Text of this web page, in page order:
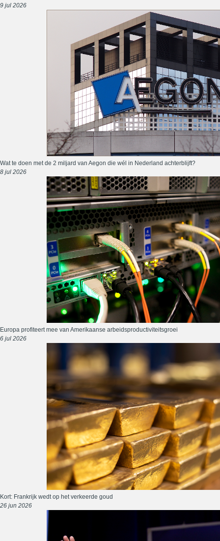
9 jul 2026
Wat te doen met de 2 miljard van Aegon die wél in Nederland achterblijft?
8 jul 2026
Europa profiteert mee van Amerikaanse arbeidsproductiviteitsgroei
6 jul 2026
Kort: Frankrijk wedt op het verkeerde goud
26 jun 2026